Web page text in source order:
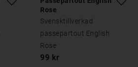
Rose
Svensktillverkad
passepartout English
Rose
99 kr